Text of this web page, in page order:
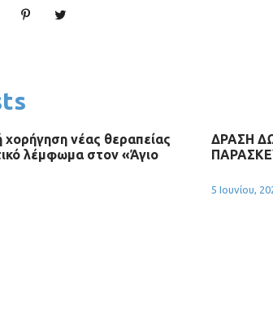
νέας θεραπείας
λέμφωμα στον «Άγιο
ΔΡΑΣΗ
5 Ιουνίου,